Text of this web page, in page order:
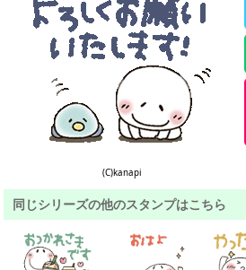
(C)kanapi
同じシリーズの他のスタンプはこちら